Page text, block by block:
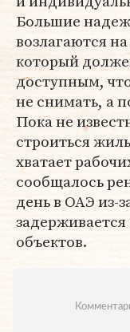
Большие
возлагаются
который
доступным,
не снимать, а
Пока не
строиться
хватает
сообщалось
день в ОАЭ из-
задерживается
объектов.